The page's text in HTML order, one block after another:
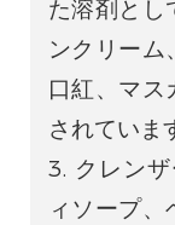
た溶剤とし
ンクリーム
口紅、マス
されていま
3. クレン
ィソープ、